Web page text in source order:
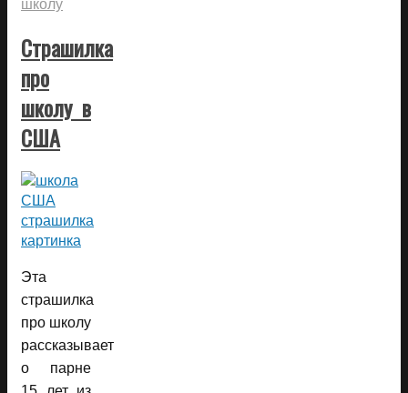
школу
Страшилка
про
школу в
США
Эта
страшилка
про школу
рассказывает
о парне